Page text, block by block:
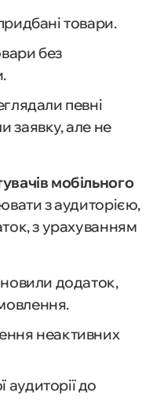
товари.
без
певні
заявку, але не
мобільного
з аудиторією,
з урахуванням
додаток,
неактивних
до